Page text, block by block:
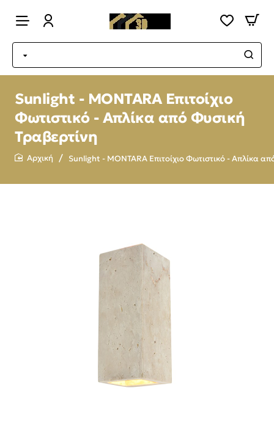
Sunlight - MONTARA Επιτοίχιο
Φωτιστικό - Απλίκα από Φυσική
Τραβερτίνη
Sunlight - MONTARA Επιτοίχιο Φωτιστικό - Απλίκα